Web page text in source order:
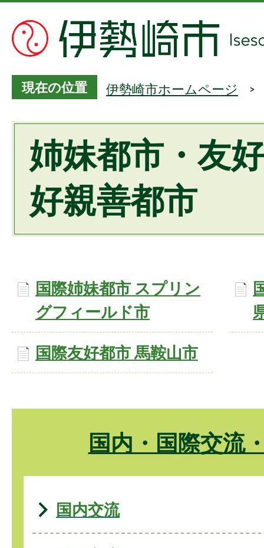
現在の位置 伊勢崎市ホームページ
姉妹都市・友
好親善都市
国際姉妹都市 スプリン
グフィールド市
国際友好都市 馬鞍山市
国内・国際交流
国内交流